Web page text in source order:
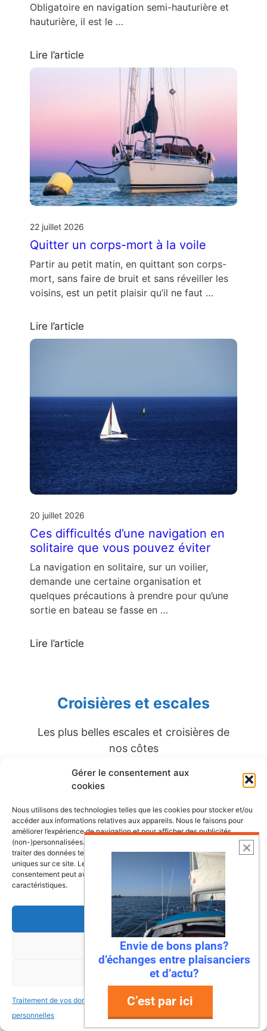
Gérer le consentement aux
cookies
Nous utilisons des technologies telles que les cookies pour stocker et/ou
accéder aux informations relatives aux appareils. Nous le faisons pour
améliorer l’expérience de navigation et pour afficher des publicités
(non-)personnalisées. Consentir à ces technologies nous autorisera à
traiter des données telles que le comportement de navigation ou les ID
uniques sur ce site. Le fait de ne pas consentir ou de retirer son
consentement peut avoir un effet négatif sur certaines fonctonnalités et
caractéristiques.
Accepter
Refuser
Voir les préférences
Traitement de vos données
personnelles
Traitement de vos données
personnelles
Obligatoire en navigation semi-hauturière et
hauturière, il est le …
Lire l’article
22 juillet 2026
Quitter un corps-mort à la voile
Partir au petit matin, en quittant son corps-
mort, sans faire de bruit et sans réveiller les
voisins, est un petit plaisir qu’il ne faut …
Lire l’article
20 juillet 2026
Ces difficultés d’une navigation en
solitaire que vous pouvez éviter
La navigation en solitaire, sur un voilier,
demande une certaine organisation et
quelques précautions à prendre pour qu’une
sortie en bateau se fasse en …
Lire l’article
Croisières et escales
Les plus belles escales et croisières de
nos côtes
Envie de fraicheur ? Larguez les
amarres direction la Normandie
Imaginez : des falaises vertigineuses qui
plongent dans une mer turquoise, des ports
Envie de bons plans?
d’échanges entre plaisanciers
et d’actu?
C’est par ici